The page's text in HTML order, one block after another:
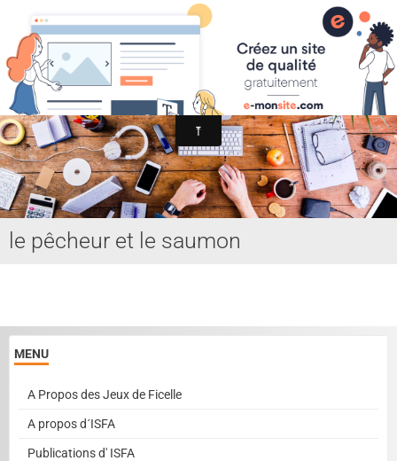
Association Internationale du Jeu de Ficelle
Page d'accueil
Derniers ajouts
le pêcheur et le saumon
MENU
A Propos des Jeux de Ficelle
A propos d´ISFA
Publications d' ISFA